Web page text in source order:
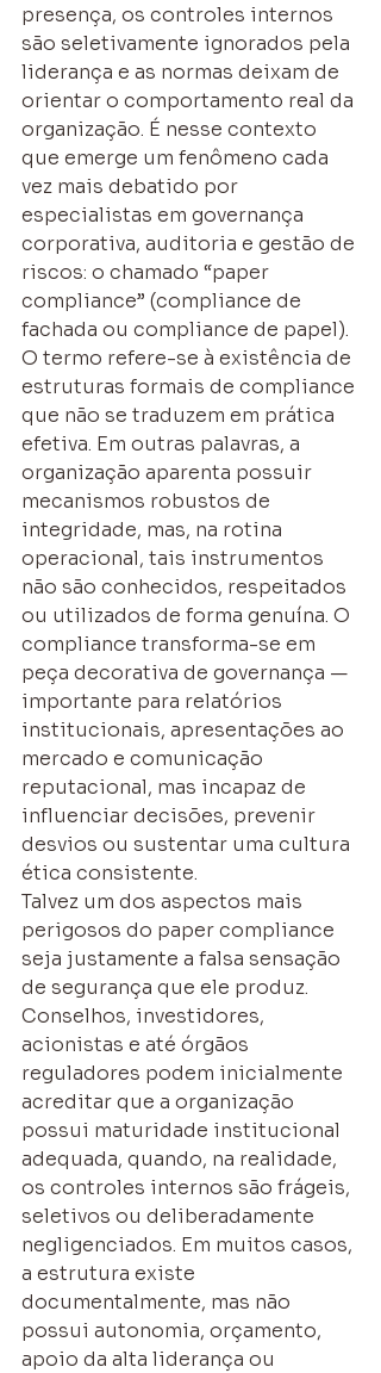
presença, os controles internos
são seletivamente ignorados pela
liderança e as normas deixam de
orientar o comportamento real da
organização. É nesse contexto
que emerge um fenômeno cada
vez mais debatido por
especialistas em governança
corporativa, auditoria e gestão de
riscos: o chamado “paper
compliance” (compliance de
fachada ou compliance de papel).
O termo refere-se à existência de
estruturas formais de compliance
que não se traduzem em prática
efetiva. Em outras palavras, a
organização aparenta possuir
mecanismos robustos de
integridade, mas, na rotina
operacional, tais instrumentos
não são conhecidos, respeitados
ou utilizados de forma genuína. O
compliance transforma-se em
peça decorativa de governança —
importante para relatórios
institucionais, apresentações ao
mercado e comunicação
reputacional, mas incapaz de
influenciar decisões, prevenir
desvios ou sustentar uma cultura
ética consistente.
Talvez um dos aspectos mais
perigosos do paper compliance
seja justamente a falsa sensação
de segurança que ele produz.
Conselhos, investidores,
acionistas e até órgãos
reguladores podem inicialmente
acreditar que a organização
possui maturidade institucional
adequada, quando, na realidade,
os controles internos são frágeis,
seletivos ou deliberadamente
negligenciados. Em muitos casos,
a estrutura existe
documentalmente, mas não
possui autonomia, orçamento,
apoio da alta liderança ou